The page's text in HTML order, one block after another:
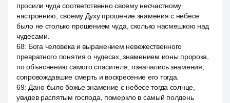
просили чуда соответственно своему несчастному
настроению, своему Духу прошение знамения с небесе
было не столько прошением чуда, сколько насмешкою над
чудесами.
68: Бога человека и выражением невежественного
превратного понятия о чудесах, знамением ионы пророка,
по объяснению самого спасителя, означались знамения,
сопровождавшие смерть и воскресение его тогда.
69: Дано было божье знамение с небесе тогда солнце,
увидев распятым господа, померкло в самый полдень